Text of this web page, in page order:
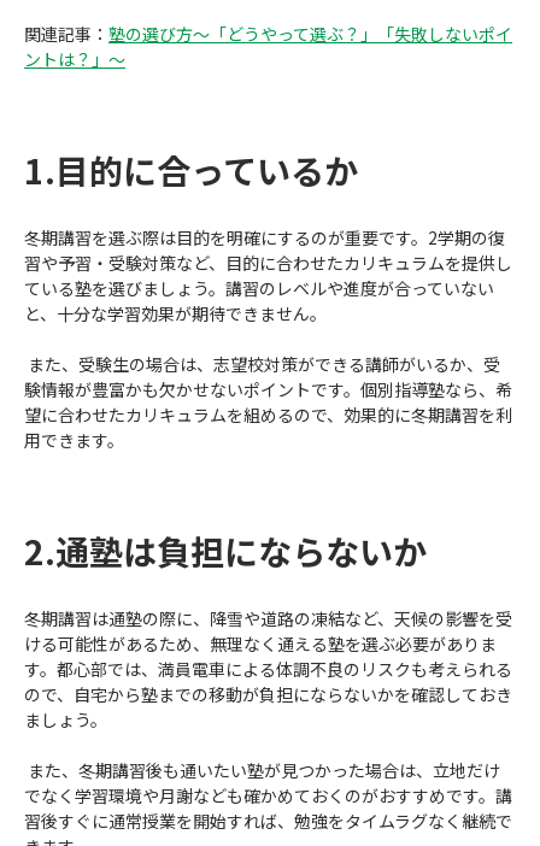
関連記事： 塾の選び方～「どうやって選ぶ？」「失敗しないポイ
ントは？」～
1.目的に合っているか
冬期講習を選ぶ際は目的を明確にするのが重要です。2学期の復
習や予習・受験対策など、目的に合わせたカリキュラムを提供し
ている塾を選びましょう。講習のレベルや進度が合っていない
と、十分な学習効果が期待できません。
また、受験生の場合は、志望校対策ができる講師がいるか、受
験情報が豊富かも欠かせないポイントです。個別指導塾なら、希
望に合わせたカリキュラムを組めるので、効果的に冬期講習を利
用できます。
2.通塾は負担にならないか
冬期講習は通塾の際に、降雪や道路の凍結など、天候の影響を受
ける可能性があるため、無理なく通える塾を選ぶ必要がありま
す。都心部では、満員電車による体調不良のリスクも考えられる
ので、自宅から塾までの移動が負担にならないかを確認しておき
ましょう。
また、冬期講習後も通いたい塾が見つかった場合は、立地だけ
でなく学習環境や月謝なども確かめておくのがおすすめです。講
習後すぐに通常授業を開始すれば、勉強をタイムラグなく継続で